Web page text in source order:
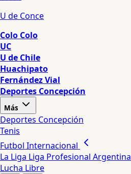
U de Conce
Colo Colo
UC
U de Chile
Huachipato
Fernández Vial
Deportes Concepción
Más
Deportes Concepción
Tenis
Futbol Internacional
La Liga Liga Profesional Argentina
Lucha Libre